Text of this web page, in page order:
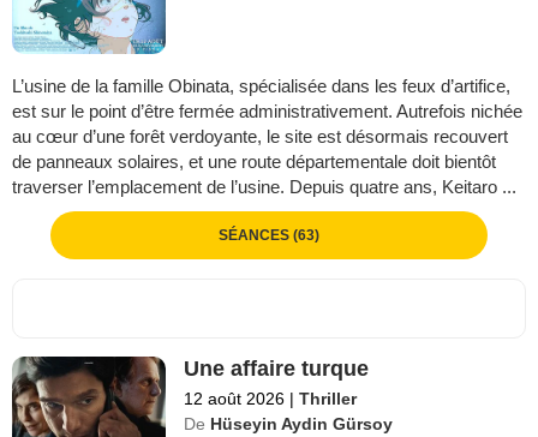
L’usine de la famille Obinata, spécialisée dans les feux d’artifice,
est sur le point d’être fermée administrativement. Autrefois nichée
au cœur d’une forêt verdoyante, le site est désormais recouvert
de panneaux solaires, et une route départementale doit bientôt
traverser l’emplacement de l’usine. Depuis quatre ans, Keitaro ...
SÉANCES (63)
Une affaire turque
12 août 2026 | Thriller
De Hüseyin Aydin Gürsoy